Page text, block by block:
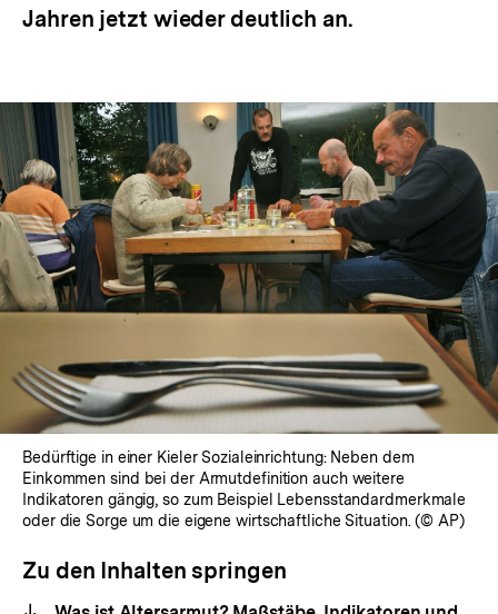
Jahren jetzt wieder deutlich an.
Bedürftige in einer Kieler Sozialeinrichtung: Neben dem
Einkommen sind bei der Armutdefinition auch weitere
Indikatoren gängig, so zum Beispiel Lebensstandardmerkmale
oder die Sorge um die eigene wirtschaftliche Situation. (© AP)
Zu den Inhalten springen